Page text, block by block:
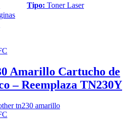
Tipo: Toner Laser
Amarillo Cartucho de
– Reemplaza TN230Y